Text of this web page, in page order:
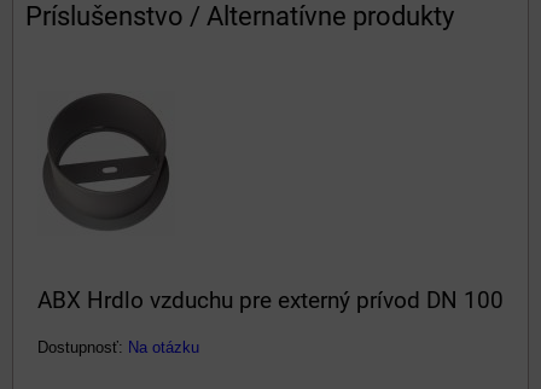
Príslušenstvo / Alternatívne produkty
ABX Hrdlo vzduchu pre externý prívod DN 100
Dostupnosť: Na otázku